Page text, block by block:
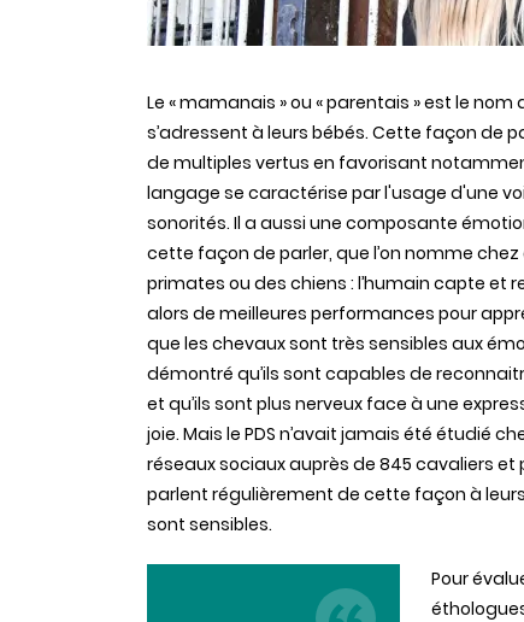
Le « mamanais » ou « parentais » est le
s’adressent à leurs bébés. Cette façon de
de multiples vertus en favorisant
langage se caractérise par l'usage d'une
sonorités. Il a aussi une composante
cette façon de parler, que l’on nomme chez
primates ou des chiens : l’humain capte et
alors de meilleures performances pour
que les chevaux sont très sensibles aux
démontré qu’ils sont capables de
et qu’ils sont plus nerveux face à une
joie. Mais le PDS n’avait jamais été étudié
réseaux sociaux auprès de 845 cavaliers et
parlent régulièrement de cette façon à
sont sensibles.
Pour